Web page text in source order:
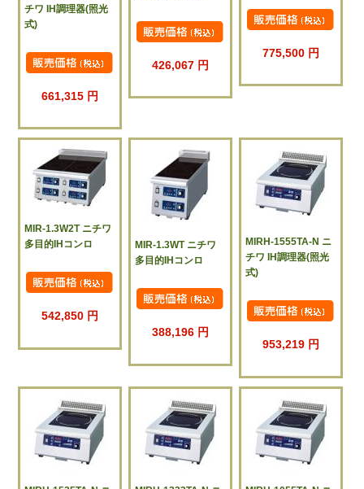
チワ IH調理器(照光
式)
661,315 円
426,067 円
775,500 円
MIR-1.3W2T ニチワ
多目的IHコンロ
542,850 円
MIR-1.3WT ニチワ
多目的IHコンロ
388,196 円
MIRH-1555TA-N ニ
チワ IH調理器(照光
式)
953,219 円